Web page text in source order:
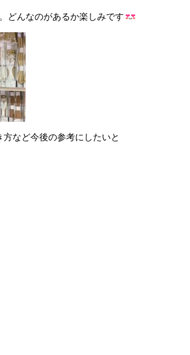
どんなのがあるか楽しみです
など今後の参考にしたいと